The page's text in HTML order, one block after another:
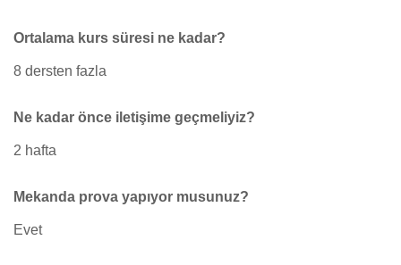
Ortalama kurs süresi ne kadar?
8 dersten fazla
Ne kadar önce iletişime geçmeliyiz?
2 hafta
Mekanda prova yapıyor musunuz?
Evet